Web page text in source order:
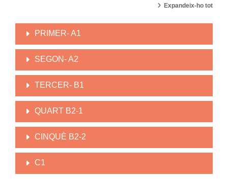
Expandeix-ho tot
PRIMER- A1
SEGON- A2
TERCER- B1
QUART B2-1
CINQUÈ B2-2
C1